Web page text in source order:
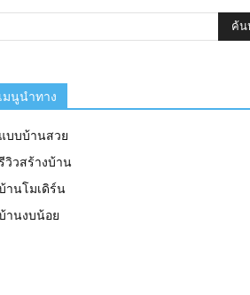
เมนูนำทาง
แบบบ้านสวย
วิวสร้างบ้าน
านโมเดิร์น
านงบน้อย